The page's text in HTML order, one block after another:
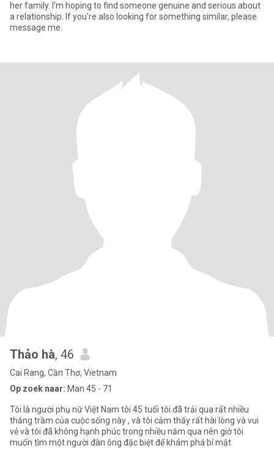
her family. I'm hoping to find someone genuine and serious about
a relationship. If you're also looking for something similar, please
message me.
Thảo hà, 46
Cai Rang, Cần Thơ, Vietnam
Op zoek naar: Man 45 - 71
Tôi là người phụ nữ Việt Nam tôi 45 tuổi tôi đã trải qua rất nhiều
thăng trầm của cuộc sống này , và tôi cảm thấy rất hài lòng và vui
vẻ và tôi đã không hạnh phúc trong nhiều năm qua nên giờ tôi
muốn tìm một người đàn ông đặc biệt để khám phá bí mật